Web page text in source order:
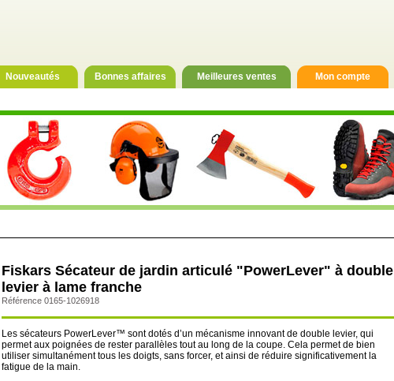
Nouveautés Bonnes affaires Meilleures ventes Mon compte
Fiskars Sécateur de jardin articulé "PowerLever" à double
levier à lame franche
Référence 0165-1026918
Les sécateurs PowerLever™ sont dotés d’un mécanisme innovant de double levier, qui
permet aux poignées de rester parallèles tout au long de la coupe. Cela permet de bien
utiliser simultanément tous les doigts, sans forcer, et ainsi de réduire significativement la
fatigue de la main.